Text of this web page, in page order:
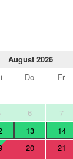
August 2026
Do Fr
6 7
13 14
20 21